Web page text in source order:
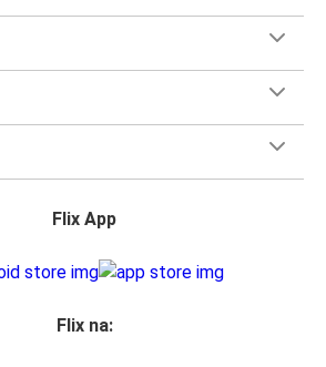
Flix App
Flix na: